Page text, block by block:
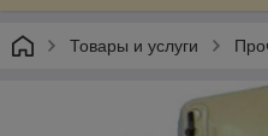
Товары и услуги